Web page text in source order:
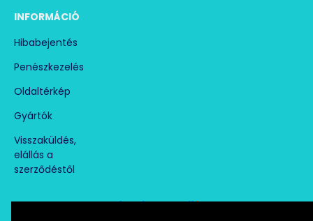
INFORMÁCIÓ
Hibabejentés
Penészkezelés
Oldaltérkép
Gyártók
Visszaküldés,
elállás a
szerződéstől